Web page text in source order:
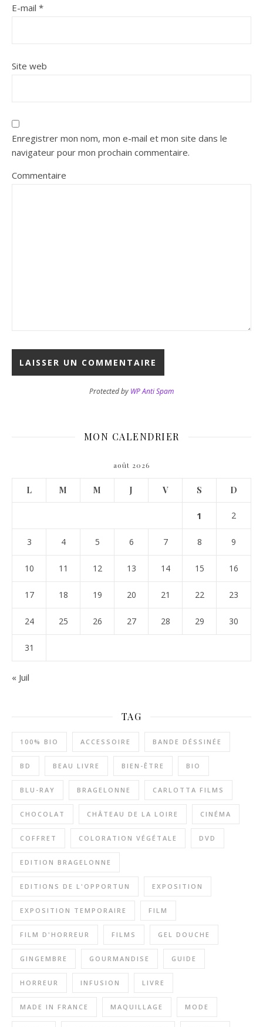
E-mail *
Site web
Enregistrer mon nom, mon e-mail et mon site dans le
navigateur pour mon prochain commentaire.
Commentaire
Protected by WP Anti Spam
MON CALENDRIER
août 2026
L M M J V S D
1 2
3 4 5 6 7 8 9
10 11 12 13 14 15 16
17 18 19 20 21 22 23
24 25 26 27 28 29 30
31
« Juil
TAG
100% BIO ACCESSOIRE BANDE DÉSSINÉE
BD BEAU LIVRE BIEN-ÊTRE BIO
BLU-RAY BRAGELONNE CARLOTTA FILMS
CHOCOLAT CHÂTEAU DE LA LOIRE CINÉMA
COFFRET COLORATION VÉGÉTALE DVD
EDITION BRAGELONNE
EDITIONS DE L'OPPORTUN EXPOSITION
EXPOSITION TEMPORAIRE FILM
FILM D'HORREUR FILMS GEL DOUCHE
GINGEMBRE GOURMANDISE GUIDE
HORREUR INFUSION LIVRE
MADE IN FRANCE MAQUILLAGE MODE